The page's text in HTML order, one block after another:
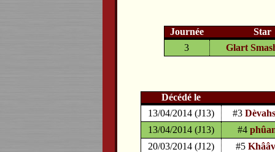
Journée
Star
3
Glart
Décédé le
13/04/2014 (J13)
#3
13/04/2014 (J13)
#4
20/03/2014 (J12)
#5